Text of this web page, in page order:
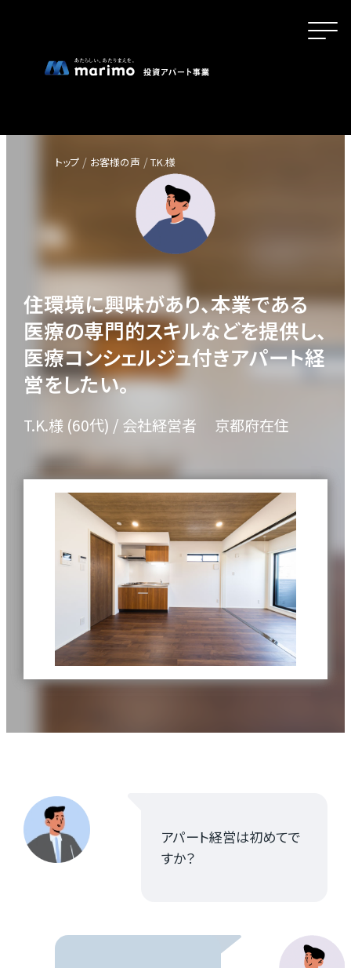
ホーム
MOVEが選ばれる理由
名古屋・大阪・広島エリアの魅力
物件一覧
お客様の声
お役立ちガイド
Q&A
コンテンツポリシー
住環境に興味があり、本業である
医療の専門的スキルなどを提供し、
医療コンシェルジュ付きアパート経
営をしたい。
T.K.様 (60代) / 会社経営者 京都府在住
トップ お客様の声 T.K.様
アパート経営は初めてで
すか？